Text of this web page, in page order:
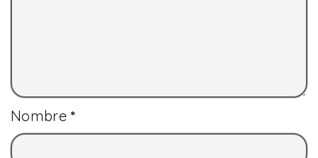
Nombre*